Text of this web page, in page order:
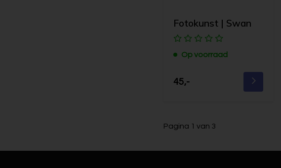
Fotokunst | Swan
Op voorraad
45,-
Pagina 1 van 3